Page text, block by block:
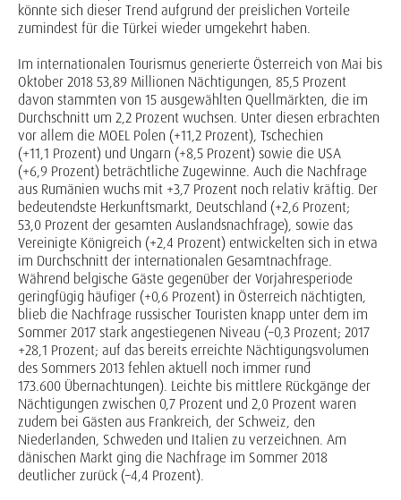
könnte sich dieser Trend aufgrund der preislichen Vorteile
zumindest für die Türkei wieder umgekehrt haben.
Im internationalen Tourismus generierte Österreich von Mai bis
Oktober 2018 53,89 Millionen Nächtigungen, 85,5 Prozent
davon stammten von 15 ausgewählten Quellmärkten, die im
Durchschnitt um 2,2 Prozent wuchsen. Unter diesen erbrachten
vor allem die MOEL Polen (+11,2 Prozent), Tschechien
(+11,1 Prozent) und Ungarn (+8,5 Prozent) sowie die USA
(+6,9 Prozent) beträchtliche Zugewinne. Auch die Nachfrage
aus Rumänien wuchs mit +3,7 Prozent noch relativ kräftig. Der
bedeutendste Herkunftsmarkt, Deutschland (+2,6 Prozent;
53,0 Prozent der gesamten Auslandsnachfrage), sowie das
Vereinigte Königreich (+2,4 Prozent) entwickelten sich in etwa
im Durchschnitt der internationalen Gesamtnachfrage.
Während belgische Gäste gegenüber der Vorjahresperiode
geringfügig häufiger (+0,6 Prozent) in Österreich nächtigten,
blieb die Nachfrage russischer Touristen knapp unter dem im
Sommer 2017 stark angestiegenen Niveau (–0,3 Prozent; 2017
+28,1 Prozent; auf das bereits erreichte Nächtigungsvolumen
des Sommers 2013 fehlen aktuell noch immer rund
173.600 Übernachtungen). Leichte bis mittlere Rückgänge der
Nächtigungen zwischen 0,7 Prozent und 2,0 Prozent waren
zudem bei Gästen aus Frankreich, der Schweiz, den
Niederlanden, Schweden und Italien zu verzeichnen. Am
dänischen Markt ging die Nachfrage im Sommer 2018
deutlicher zurück (–4,4 Prozent).